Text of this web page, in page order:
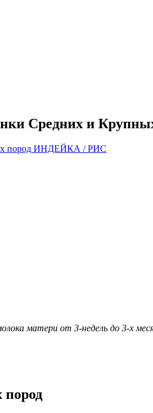
Средних и
матери от 3-недель до 3-х
пород